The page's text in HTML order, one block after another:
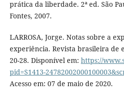
prática da liberdade. 2ª ed. São
Fontes, 2007.
LARROSA, Jorge. Notas sobre a
experiência. Revista brasileira de
20-28. Disponível em: https://
pid=S1413-
Acesso em: 07 de maio de 2020.